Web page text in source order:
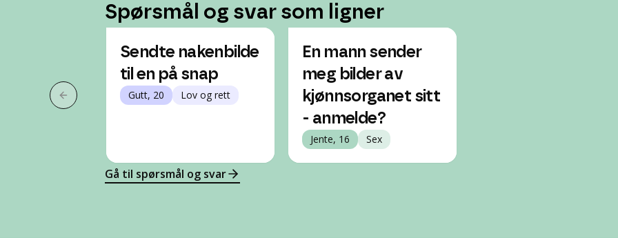
Spørsmål og svar som ligner
Forrige slide
Sendte nakenbilde
til en på snap
Gutt, 20 Lov og rett
En mann sender
meg bilder av
kjønnsorganet sitt
- anmelde?
Jente, 16 Sex
Gå til spørsmål og svar